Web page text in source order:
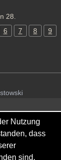
28.
6 7 8
9
Nutzung
dass
sind,